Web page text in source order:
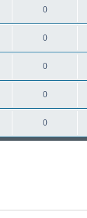
0
0
0
0
0